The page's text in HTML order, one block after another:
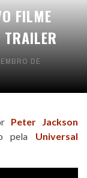
FILME
TRAILER
DE
Peter Jackson
pela Universal